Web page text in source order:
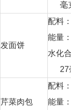
毫
发面饼
配料
能量
水化
27
芹菜肉包
配料
能量